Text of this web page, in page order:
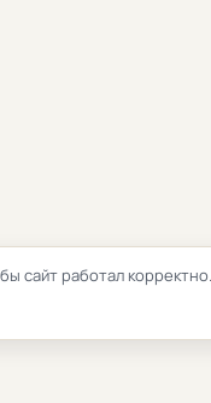
сайт работал